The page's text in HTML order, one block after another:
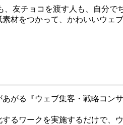
友チョコを渡す人も、自分
材をつかって、かわいいウェ
がる『ウェブ集客・戦略コン
るワークを実施するだけで